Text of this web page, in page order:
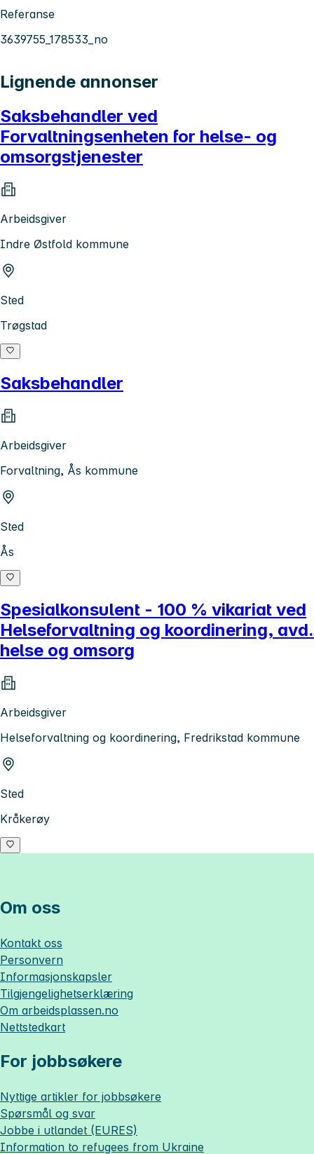
Referanse
3639755_178533_no
Lignende annonser
Saksbehandler ved
Forvaltningsenheten for helse- og
omsorgstjenester
Arbeidsgiver
Indre Østfold kommune
Sted
Trøgstad
Saksbehandler
Arbeidsgiver
Forvaltning, Ås kommune
Sted
Ås
Spesialkonsulent - 100 % vikariat ved
Helseforvaltning og koordinering, avd.
helse og omsorg
Arbeidsgiver
Helseforvaltning og koordinering, Fredrikstad kommune
Sted
Kråkerøy
Om oss
Kontakt oss
Personvern
Informasjonskapsler
Tilgjengelighetserklæring
Om arbeidsplassen.no
Nettstedkart
For jobbsøkere
Nyttige artikler for jobbsøkere
Spørsmål og svar
Jobbe i utlandet (EURES)
Information to refugees from Ukraine